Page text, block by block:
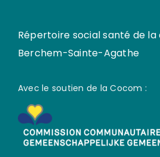
Répertoire social santé de
Berchem-Sainte-Agathe
Avec le soutien de la Cocom :